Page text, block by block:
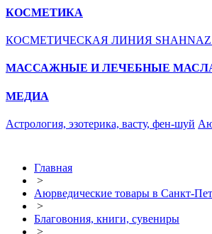
КОСМЕТИКА
КОСМЕТИЧЕСКАЯ ЛИНИЯ SHAHNAZ
МАССАЖНЫЕ И ЛЕЧЕБНЫЕ
МЕДИА
Астрология, эзотерика, васту, фен-шуй
Главная
>
Аюрведические товары в Санкт-
>
Благовония, книги, сувениры
>